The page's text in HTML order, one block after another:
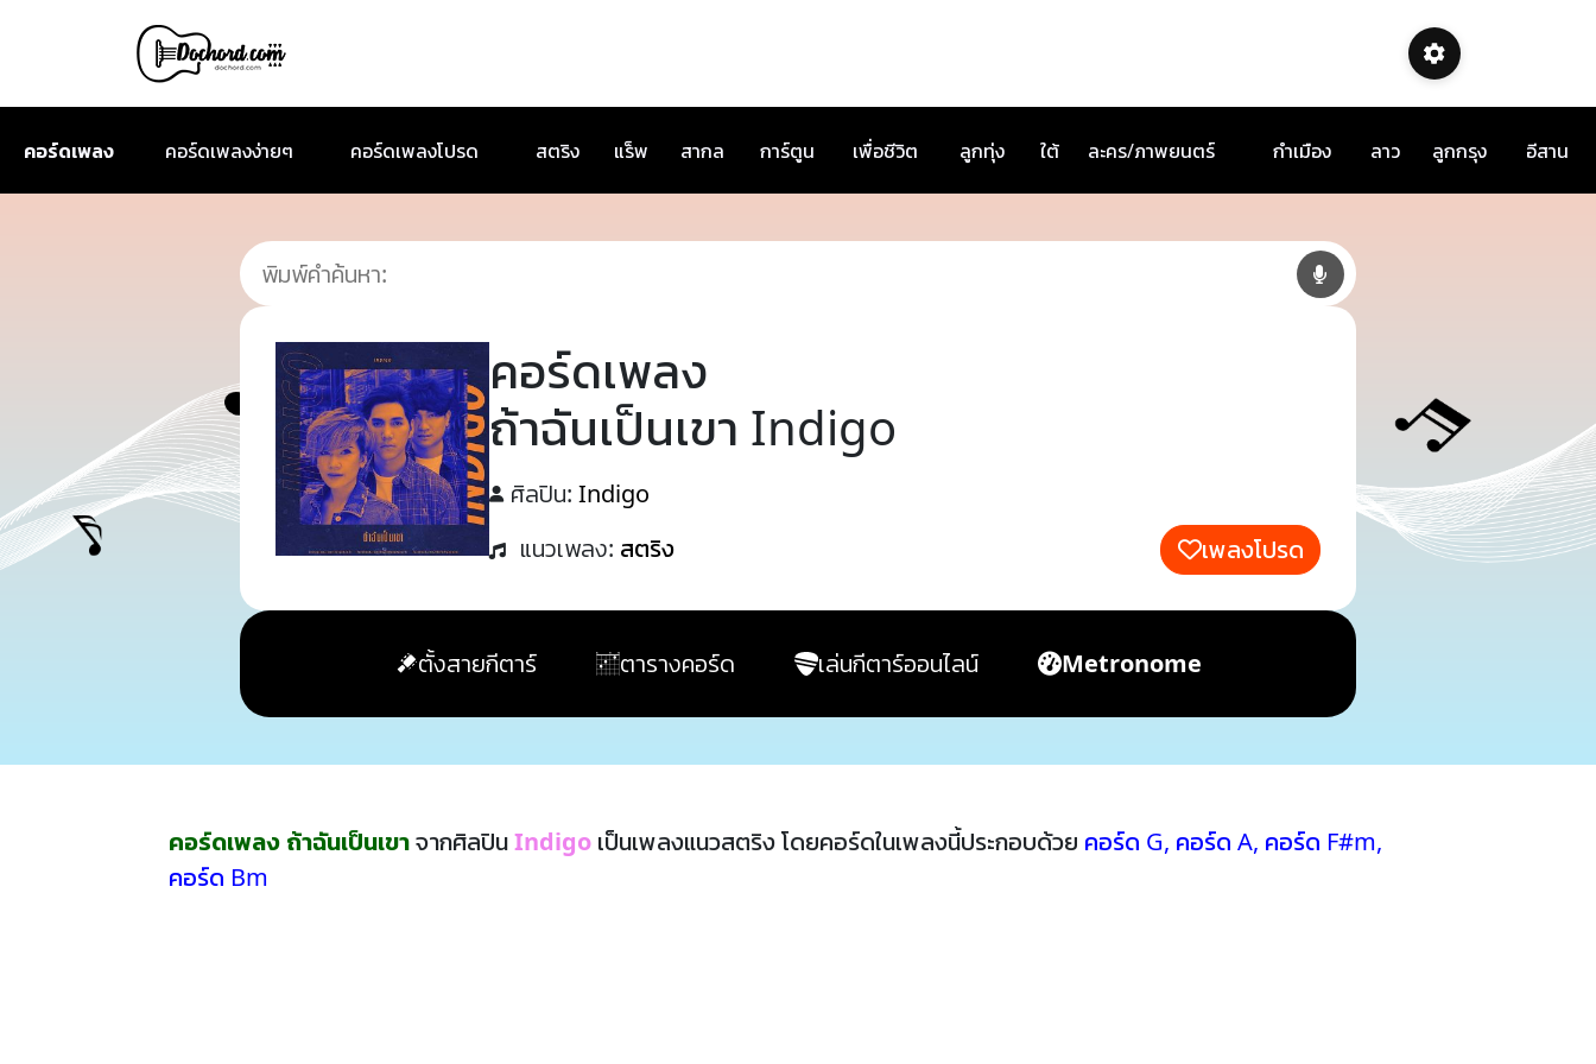
คอร์ดเพลง คอร์ดเพลงง่ายๆ คอร์ดเพลงโปรด สตริง แร็พ สากล การ์ตูน เพื่อชีวิต ลูกทุ่ง ใต้ ละคร/ภาพยนตร์ กำเมือง ลาว ลูกกรุง อีสาน
คอร์ดเพลง
ถ้าฉันเป็นเขา Indigo
ศิลปิน: Indigo
แนวเพลง: สตริง เพลงโปรด
ตั้งสายกีตาร์ ตารางคอร์ด เล่นกีตาร์ออนไลน์ Metronome
คอร์ดเพลง ถ้าฉันเป็นเขาจากศิลปินIndigo เป็นเพลงแนวสตริง โดยคอร์ดในเพลงนี้ประกอบด้วย คอร์ด G, คอร์ด A, คอร์ด F#m,
คอร์ด Bm